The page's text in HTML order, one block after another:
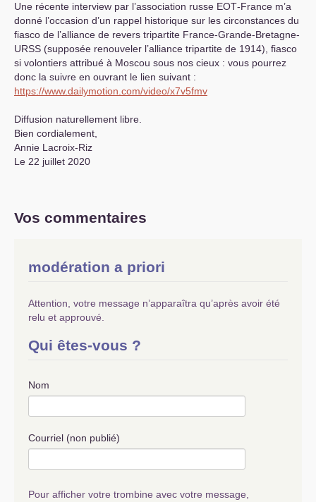
Une récente interview par l’association russe EOT-France m’a
donné l’occasion d’un rappel historique sur les circonstances du
fiasco de l’alliance de revers tripartite France-Grande-Bretagne-
URSS (supposée renouveler l’alliance tripartite de 1914), fiasco
si volontiers attribué à Moscou sous nos cieux : vous pourrez
donc la suivre en ouvrant le lien suivant :
https://www.dailymotion.com/video/x7v5fmv
Diffusion naturellement libre.
Bien cordialement,
Annie Lacroix-Riz
Le 22 juillet 2020
Vos commentaires
modération a priori
Attention, votre message n’apparaîtra qu’après avoir été
relu et approuvé.
Qui êtes-vous ?
Nom
Courriel (non publié)
Pour afficher votre trombine avec votre message,